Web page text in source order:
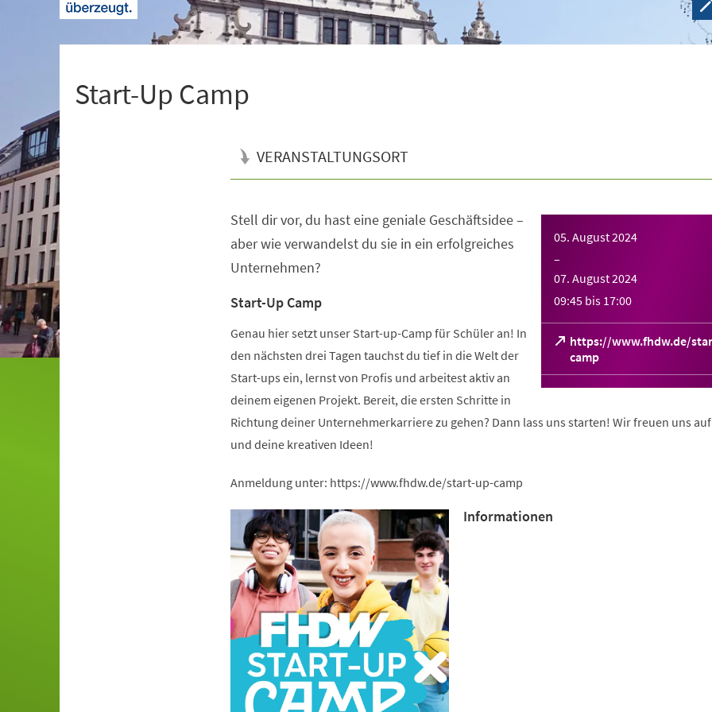
Start-Up Camp
VERANSTALTUNGSORT
05. August 2024
–
07. August 2024
09:45 bis 17:00
https://www.fhdw.de/
camp
(Öffnet
in
einem
Tab)
Stell dir vor, du hast ei­ne ge­nia­le Ge­schäfts­idee –
aber wie ver­wan­delst du sie in ein er­folg­rei­ches
Un­ter­neh­men?
Start-Up Camp
Genau hier setzt unser Start-up-Camp für Schüler an! In
den nächsten drei Tagen tauchst du tief in die Welt der
Start-ups ein, lernst von Profis und arbeitest aktiv an
deinem eigenen Projekt. Bereit, die ersten Schritte in
Richtung deiner Unternehmerkarriere zu gehen? Dann lass uns starten! Wir freuen uns
und deine kreativen Ideen!
Anmeldung unter: https://www.fhdw.de/start-up-camp
Informationen